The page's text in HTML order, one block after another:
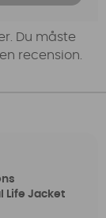
Du måste
recension.
Life Jacket